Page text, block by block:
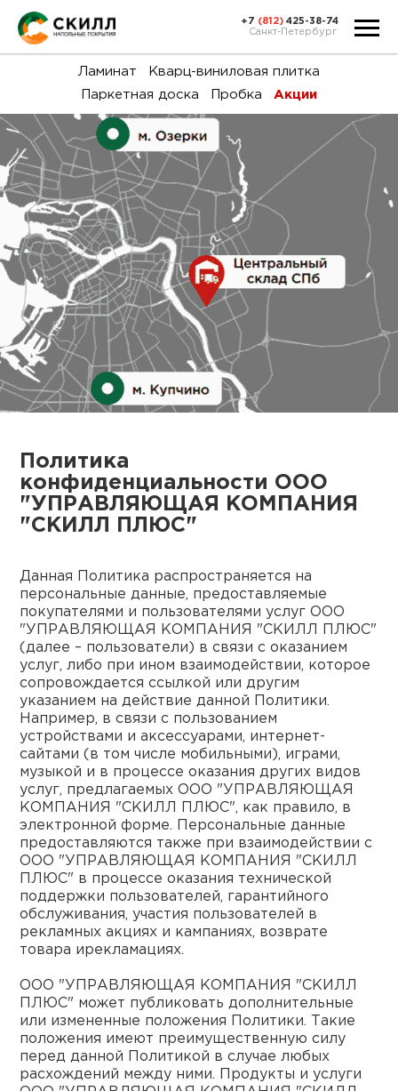
и
с
+7 (812) 425-38-74
Санкт-Петербург
Ламинат
Кварц-виниловая плитка
Паркетная доска
Пробка Акции
Политика
конфиденциальности ООО
"УПРАВЛЯЮЩАЯ КОМПАНИЯ
"СКИЛЛ ПЛЮС"
Данная Политика распространяется на
персональные данные, предоставляемые
покупателями и пользователями услуг ООО
"УПРАВЛЯЮЩАЯ КОМПАНИЯ "СКИЛЛ ПЛЮС"
(далее – пользователи) в связи с оказанием
услуг, либо при ином взаимодействии, которое
сопровождается ссылкой или другим
указанием на действие данной Политики.
Например, в связи с пользованием
устройствами и аксессуарами, интернет-
сайтами (в том числе мобильными), играми,
музыкой и в процессе оказания других видов
услуг, предлагаемых ООО "УПРАВЛЯЮЩАЯ
КОМПАНИЯ "СКИЛЛ ПЛЮС", как правило, в
электронной форме. Персональные данные
предоставляются также при взаимодействии с
ООО "УПРАВЛЯЮЩАЯ КОМПАНИЯ "СКИЛЛ
ПЛЮС" в процессе оказания технической
поддержки пользователей, гарантийного
обслуживания, участия пользователей в
рекламных акциях и кампаниях, возврате
товара ирекламациях.
ООО "УПРАВЛЯЮЩАЯ КОМПАНИЯ "СКИЛЛ
ПЛЮС" может публиковать дополнительные
или измененные положения Политики. Такие
положения имеют преимущественную силу
перед данной Политикой в случае любых
расхождений между ними. Продукты и услуги